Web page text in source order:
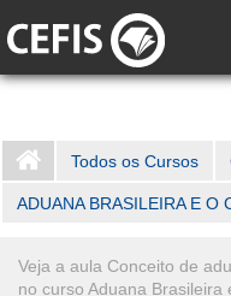
Todos os Cursos
ADUANA BRASILEIRA E O
Veja a aula Conceito de
no curso Aduana